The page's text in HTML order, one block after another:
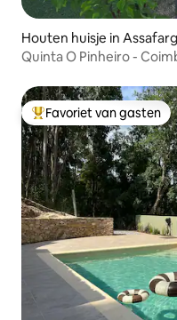
Houten huisje in
Quinta O Pinheiro -
Topfavoriet van gasten
Favoriet van gasten